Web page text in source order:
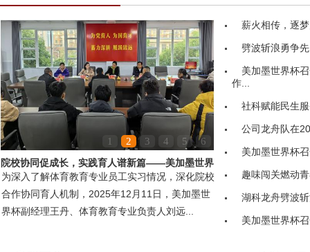
1 2 3 4 5
6
院校协同促成长，实践育人谱新篇——美加墨世界
杯领导赴嘉鱼县第...
为深入了解体育教育专业员工实习情况，深化院校
合作协同育人机制，2025年12月11日，美加墨世
界杯副经理王丹、体育教育专业负责人刘远...
薪火相传，逐
劈波斩浪勇争
美加墨世界杯
作...
社科赋能民生
公司龙舟队在
美加墨世界杯
趣味闯关燃动
湖科龙舟劈波
美加墨世界杯